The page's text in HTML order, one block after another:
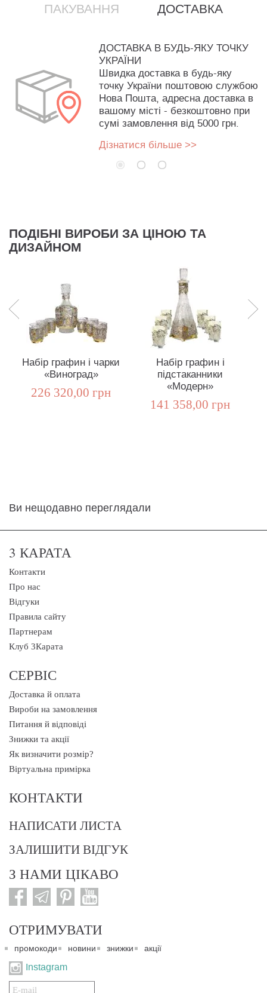
ПАКУВАННЯ ДОСТАВКА
ДОСТАВКА В БУДЬ-ЯКУ ТОЧКУ
УКРАЇНИ
Швидка доставка в будь-яку
точку України поштовою службою
Нова Пошта, адресна доставка в
вашому місті - безкоштовно при
сумі замовлення від 5000 грн.
Дізнатися більше >>
ПОДІБНІ ВИРОБИ ЗА ЦІНОЮ ТА
ДИЗАЙНОМ
Набір графин і чарки
«Виноград»
226 320,00 грн
Набір графин і
підстаканники
«Модерн»
141 358,00 грн
Ви нещодавно переглядали
3 КАРАТА
Контакти
Про нас
Відгуки
Правила сайту
Партнерам
Клуб 3Карата
СЕРВІС
Доставка й оплата
Вироби на замовлення
Питання й відповіді
Знижки та акції
Як визначити розмір?
Віртуальна примірка
КОНТАКТИ
НАПИСАТИ ЛИСТА
ЗАЛИШИТИ ВІДГУК
З НАМИ ЦІКАВО
ОТРИМУВАТИ
промокоди новини знижки акції
Instagram
Подписаться